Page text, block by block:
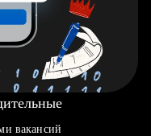
вакансий